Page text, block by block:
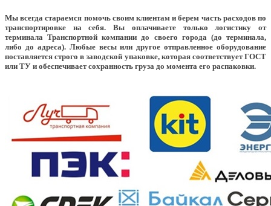
Мы всегда стараемся помочь своим клиентам и берем часть расходов по
транспортировке на себя. Вы оплачиваете только логистику от
терминала Транспортной компании до своего города (до терминала,
либо до адреса). Любые весы или другое отправленное оборудование
поставляется строго в заводской упаковке, которая соответствует ГОСТ
или ТУ и обеспечивает сохранность груза до момента его распаковки.